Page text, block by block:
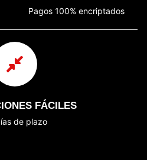
Pagos 100% encriptados
FÁCILES
de plazo